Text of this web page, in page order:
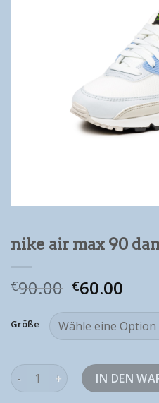
nike air max 90
€90.00 €60.00
Größe
nike air max 90 damen
IN DEN